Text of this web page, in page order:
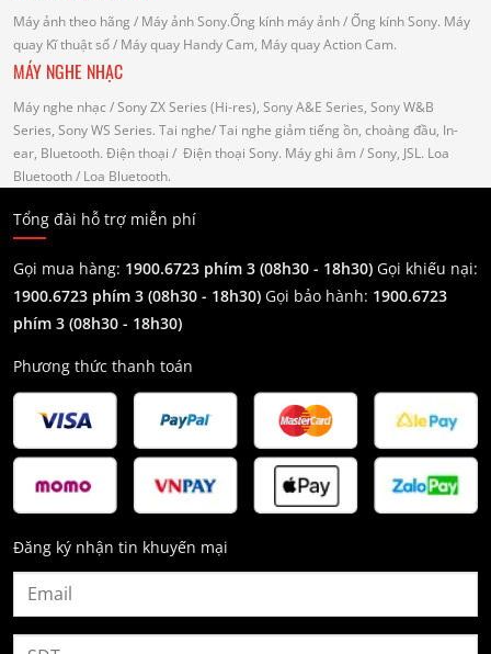
Máy ảnh theo hãng / Máy ảnh Sony.Ống kính máy ảnh / Ống kính Sony. Máy
quay Kĩ thuật số/ Máy quay Handy Cam, Máy quay Action Cam.
MÁY NGHE NHẠC
Máy nghe nhạc / Sony ZX Series (Hi-res), Sony A&E Series, Sony W&B
Series, Sony WS Series. Tai nghe/ Tai nghe giảm tiếng ồn, choàng đầu, In-
ear, Bluetooth. Điện thoại / Điện thoại Sony. Máy ghi âm / Sony, JSL. Loa
Bluetooth/ Loa Bluetooth.
Tổng đài hỗ trợ miễn phí
Gọi mua hàng: 1900.6723 phím 3 (08h30 - 18h30) Gọi khiếu nại:
1900.6723 phím 3 (08h30 - 18h30) Gọi bảo hành: 1900.6723
phím 3 (08h30 - 18h30)
Phương thức thanh toán
Đăng ký nhận tin khuyến mại